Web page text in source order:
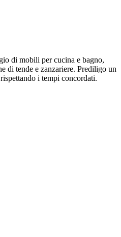
di mobili per cucina e bagno,
di tende e zanzariere. Prediligo un
i tempi concordati.